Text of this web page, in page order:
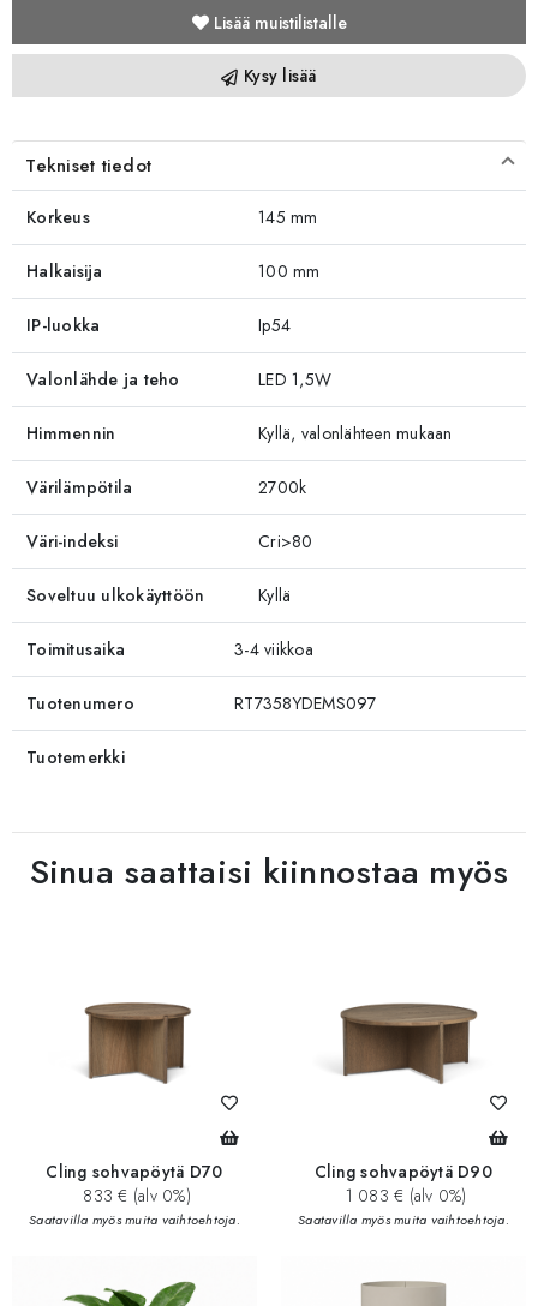
Lisää muistilistalle
Kysy lisää
Tekniset tiedot
Korkeus 145 mm
Halkaisija 100 mm
IP-luokka Ip54
Valonlähde ja teho LED 1,5W
Himmennin Kyllä, valonlähteen mukaan
Värilämpötila 2700k
Väri-indeksi Cri>80
Soveltuu ulkokäyttöön Kyllä
Toimitusaika 3-4 viikkoa
Tuotenumero RT7358YDEMS097
Tuotemerkki
Sinua saattaisi kiinnostaa myös
Cling sohvapöytä D70
833 € (alv 0%)
Saatavilla myös muita vaihtoehtoja.
Cling sohvapöytä D90
1 083 € (alv 0%)
Saatavilla myös muita vaihtoehtoja.